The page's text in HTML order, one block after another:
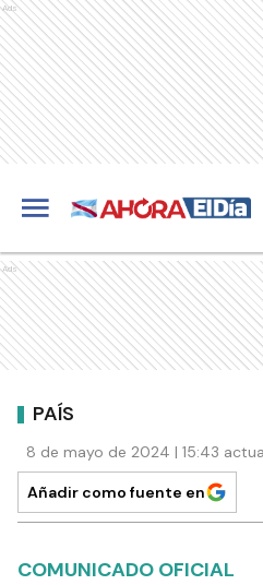
Ads
Ads
PAÍS
8 de mayo de 2024 | 15:43
Añadir como fuente en
COMUNICADO OFICIAL